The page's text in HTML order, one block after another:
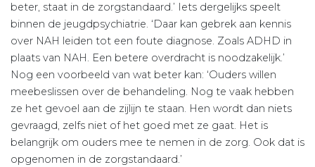
beter, staat in de zorgstandaard.’ Iets dergelijks speelt
binnen de jeugdpsychiatrie. ‘Daar kan gebrek aan kennis
over NAH leiden tot een foute diagnose. Zoals ADHD in
plaats van NAH. Een betere overdracht is noodzakelijk.’
Nog een voorbeeld van wat beter kan: ‘Ouders willen
meebeslissen over de behandeling. Nog te vaak hebben
ze het gevoel aan de zijlijn te staan. Hen wordt dan niets
gevraagd, zelfs niet of het goed met ze gaat. Het is
belangrijk om ouders mee te nemen in de zorg. Ook dat is
opgenomen in de zorgstandaard.’